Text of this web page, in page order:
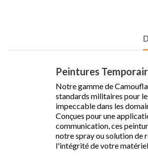
Peintures
Notre gamme de
standards militaires pour
impeccable dans les
Conçues pour une
communication, ces
notre spray ou solution de
l'intégrité de votre